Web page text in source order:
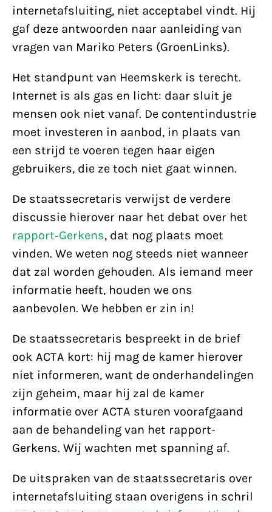
internetafsluiting, niet acceptabel vindt. Hij
gaf deze antwoorden naar aanleiding van
vragen van Mariko Peters (GroenLinks).
Het standpunt van Heemskerk is terecht.
Internet is als gas en licht: daar sluit je
mensen ook niet vanaf. De contentindustrie
moet investeren in aanbod, in plaats van
een strijd te voeren tegen haar eigen
gebruikers, die ze toch niet gaat winnen.
De staatssecretaris verwijst de verdere
discussie hierover naar het debat over het
rapport-Gerkens, dat nog plaats moet
vinden. We weten nog steeds niet wanneer
dat zal worden gehouden. Als iemand meer
informatie heeft, houden we ons
aanbevolen. We hebben er zin in!
De staatssecretaris bespreekt in de brief
ook ACTA kort: hij mag de kamer hierover
niet informeren, want de onderhandelingen
zijn geheim, maar hij zal de kamer
informatie over ACTA sturen voorafgaand
aan de behandeling van het rapport-
Gerkens. Wij wachten met spanning af.
De uitspraken van de staatssecretaris over
internetafsluiting staan overigens in schril